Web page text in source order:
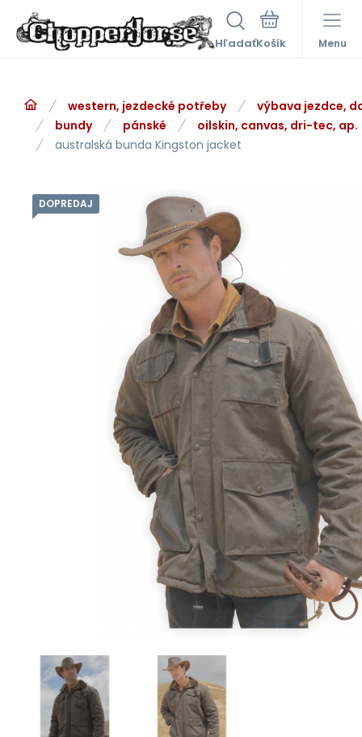
Hľadať Menu
western, jezdecké potřeby
výbava jezdce,
bundy
pánské
oilskin, canvas, dri-tec, ap.
australská bunda Kingston jacket
DOPREDAJ